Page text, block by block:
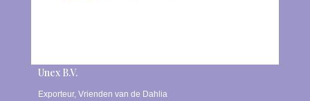
Unex B.V.
Exporteur, Vrienden van de Dahlia